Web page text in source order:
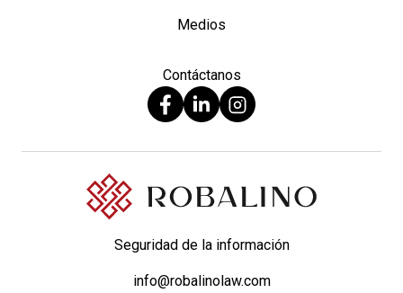
Medios
Contáctanos
Seguridad de la información
info@robalinolaw.com